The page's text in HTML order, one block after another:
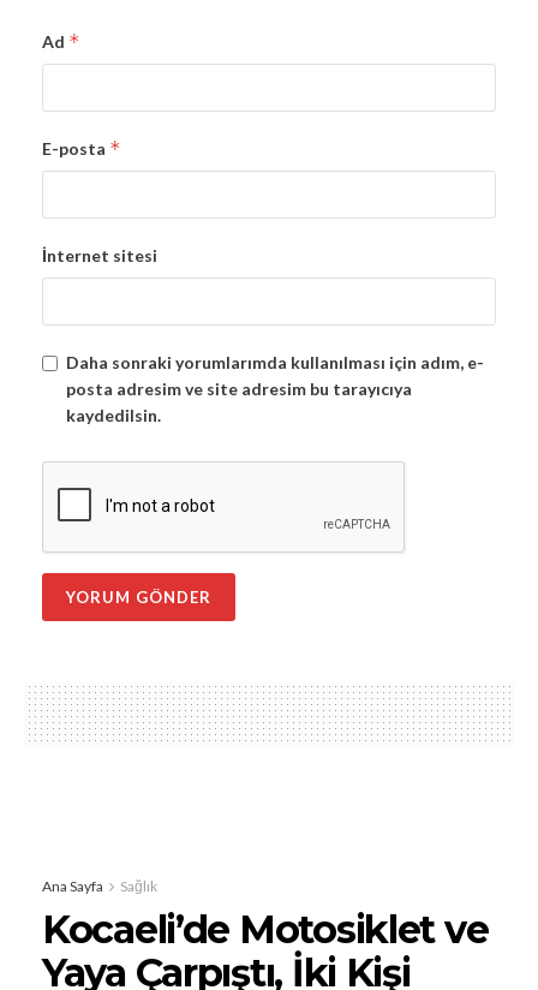
Ad *
E-posta *
İnternet sitesi
Daha sonraki yorumlarımda kullanılması için adım, e-
posta adresim ve site adresim bu tarayıcıya
kaydedilsin.
Ana Sayfa Sağlık
Kocaeli’de Motosiklet ve
Yaya Çarpıştı, İki Kişi